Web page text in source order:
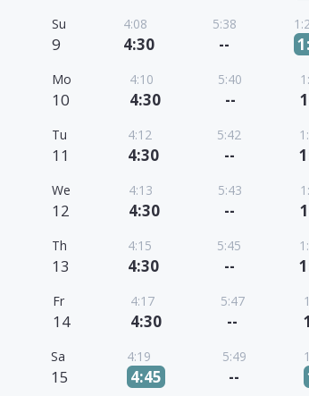
Su
9
4:08
4:30
5:38
--
Mo
10
4:10
4:30
5:40
--
Tu
11
4:12
4:30
5:42
--
We
12
4:13
4:30
5:43
--
Th
13
4:15
4:30
5:45
--
Fr
14
4:17
4:30
5:47
--
Sa
15
4:19
4:45
5:49
--